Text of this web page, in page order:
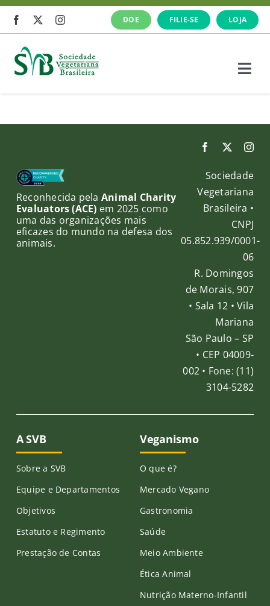
Ir
para
conteúdo
DOE FILIE-SE LOJA
O que fazemos
Cursos e Eventos
Reconhecida pela Animal Charity
Evaluators (ACE) em 2025 como
uma das organizações mais
eficazes do mundo na defesa dos
animais.
Sociedade
Vegetariana
Brasileira •
CNPJ
05.852.939/0001-
06
R. Domingos
de Morais, 907
• Sala 12 • Vila
Mariana
São Paulo – SP
• CEP 04009-
002 • Fone: (11)
3104-5282
A SVB
Sobre a SVB
Equipe e Departamentos
Objetivos
Estatuto e Regimento
Prestação de Contas
Veganismo
O que é?
Mercado Vegano
Gastronomia
Saúde
Meio Ambiente
Ética Animal
Nutrição Materno-Infantil